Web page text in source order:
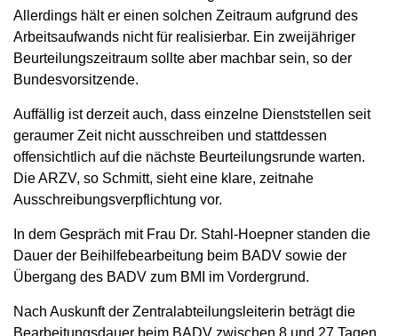
Allerdings hält er einen solchen Zeitraum aufgrund des
Arbeitsaufwands nicht für realisierbar. Ein zweijähriger
Beurteilungszeitraum sollte aber machbar sein, so der
Bundesvorsitzende.
Auffällig ist derzeit auch, dass einzelne Dienststellen seit
geraumer Zeit nicht ausschreiben und stattdessen
offensichtlich auf die nächste Beurteilungsrunde warten.
Die ARZV, so Schmitt, sieht eine klare, zeitnahe
Ausschreibungsverpflichtung vor.
In dem Gespräch mit Frau Dr. Stahl-Hoepner standen die
Dauer der Beihilfebearbeitung beim BADV sowie der
Übergang des BADV zum BMI im Vordergrund.
Nach Auskunft der Zentralabteilungsleiterin beträgt die